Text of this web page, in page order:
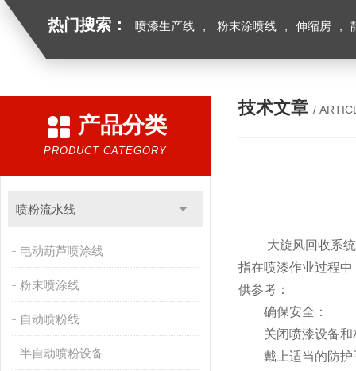
热门搜索： 喷漆生产线 , 粉末涂喷线 , 伸缩房 ,
产品分类
PRODUCT CATEGORY
喷粉流水线
电动葫芦喷涂线
粉末喷涂线
自动喷粉线
半自动喷粉设备
技术文章 /
大旋风回收系统是
指在喷漆作业过程
供参考：
确保安全：
关闭喷漆设备和
戴上适当的防护